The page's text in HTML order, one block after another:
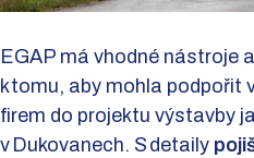
EGAP má vhodné nástroje
k tomu, aby mohla podpořit
firem do projektu výstavby
v Dukovanech. S detaily